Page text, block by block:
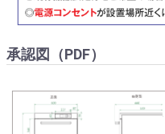
承認図（PDF）